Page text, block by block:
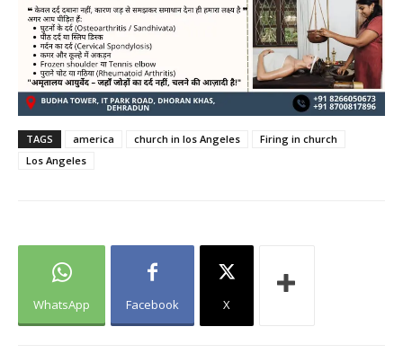
TAGS america church in los Angeles
Firing in church
Los Angeles
WhatsApp Facebook X